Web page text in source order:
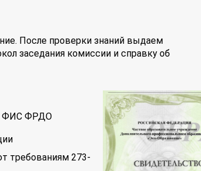
После проверки знаний выдаем
заседания комиссии и справку об
ФИС ФРДО
требованиям 273-